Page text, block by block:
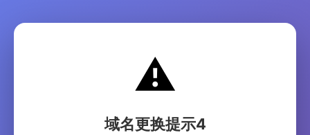
⚠️
域名更换提示4